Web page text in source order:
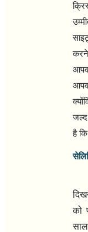
जल्द
है कि
को
साल